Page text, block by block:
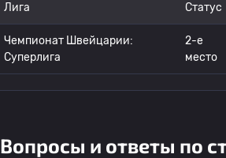
Лига Статус
Чемпионат Швейцарии:
Суперлига
2-е
место
Вопросы и ответы по